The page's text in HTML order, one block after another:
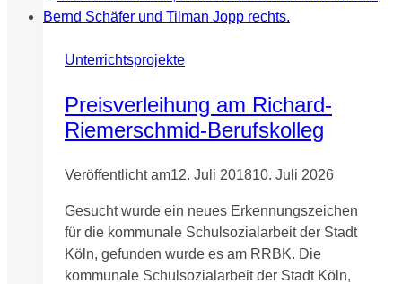
und
Dudczak
in
Kattowitz
Unterrichtsprojekte
Preisverleihung am Richard-
Riemerschmid-Berufskolleg
Veröffentlicht am12. Juli 201810. Juli 2026
Gesucht wurde ein neues Erkennungszeichen
für die kommunale Schulsozialarbeit der Stadt
Köln, gefunden wurde es am RRBK. Die
kommunale Schulsozialarbeit der Stadt Köln,